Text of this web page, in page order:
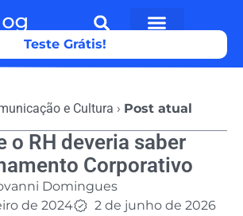
Teste Grátis!
e Cultura › Post atual
o RH deveria saber
Corporativo
Domingues
de 2024
2 de junho de 2026